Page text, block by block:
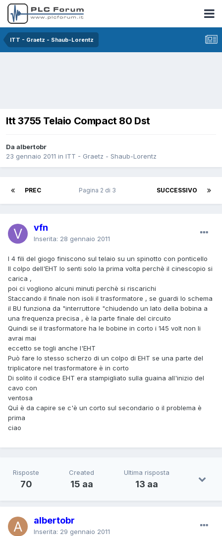
ITT - Graetz - Shaub-Lorentz
Itt 3755 Telaio Compact 80 Dst
Da albertobr
23 gennaio 2011 in ITT - Graetz - Shaub-Lorentz
PREC SUCCESSIVO
Pagina 2 di 3
vfn
Inserita: 28 gennaio 2011
I 4 fili del giogo finiscono sul telaio su un spinotto con ponticello
Il colpo dell'EHT lo senti solo la prima volta perchè il cinescopio si
carica ,
poi ci vogliono alcuni minuti perchè si riscarichi
Staccando il finale non isoli il trasformatore , se guardi lo schema
il BU funziona da "interruttore "chiudendo un lato della bobina a
una frequenza precisa , è la parte finale del circuito
Quindi se il trasformatore ha le bobine in corto i 145 volt non li
avrai mai
eccetto se togli anche l'EHT
Può fare lo stesso scherzo di un colpo di EHT se una parte del
triplicatore nel trasformatore è in corto
Di solito il codice EHT era stampigliato sulla guaina all'inizio del
cavo con
ventosa
Quì è da capire se c'è un corto sul secondario o il problema è
prima
ciao
Risposte
70
Created
15 aa
Ultima risposta
13 aa
albertobr
Inserita: 29 gennaio 2011